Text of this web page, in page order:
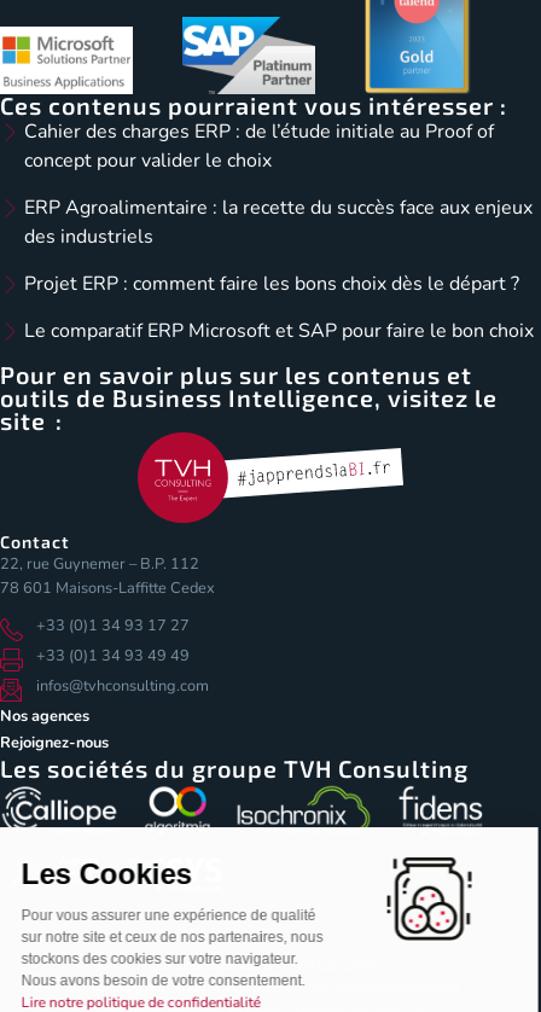
Ces contenus pourraient vous intéresser :
Cahier des charges ERP : de l’étude initiale au Proof of
concept pour valider le choix
ERP Agroalimentaire : la recette du succès face aux enjeux
des industriels
Projet ERP : comment faire les bons choix dès le départ ?
Le comparatif ERP Microsoft et SAP pour faire le bon choix
Pour en savoir plus sur les contenus et
outils de Business Intelligence, visitez le
site :
Contact
22, rue Guynemer – B.P. 112
78 601 Maisons-Laffitte Cedex
+33 (0)1 34 93 17 27
+33 (0)1 34 93 49 49
infos@tvhconsulting.com
Nos agences
Rejoignez-nous
Les sociétés du groupe TVH Consulting
© Copyright 2026 – TVH Consulting
Mentions légales
Notice de traitement des données personnelles
Les Cookies
Pour vous assurer une expérience de qualité
sur notre site et ceux de nos partenaires, nous
stockons des cookies sur votre navigateur.
Nous avons besoin de votre consentement.
Lire notre politique de confidentialité